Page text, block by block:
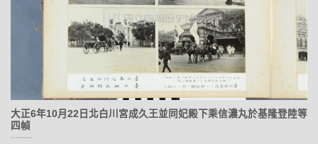
大正6年10月22日北白川宮成久王並同妃殿下乘信濃丸於基隆登陸等
四幀